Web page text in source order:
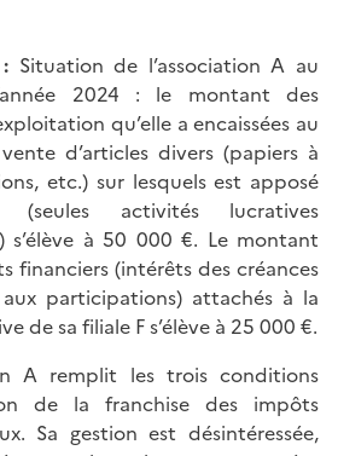
Situation de l’association A au
2024 : le montant des
qu’elle a encaissées au
d’articles divers (papiers à
etc.) sur lesquels est apposé
activités lucratives
s’élève à 50 000 €. Le montant
financiers (intérêts des créances
participations) attachés à la
de sa filiale F s’élève à 25 000 €.
A remplit les trois conditions
de la franchise des impôts
Sa gestion est désintéressée,